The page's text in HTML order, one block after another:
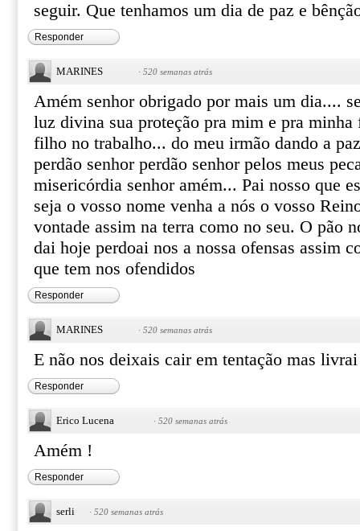
seguir. Que tenhamos um dia de paz e
Responder
MARINES · 520 semanas atrás
Amém senhor obrigado por mais um dia....
luz divina sua proteção pra mim e pra
filho no trabalho... do meu irmão dando a
perdão senhor perdão senhor pelos meus
misericórdia senhor amém... Pai nosso que
seja o vosso nome venha a nós o vosso
vontade assim na terra como no seu. O pão
dai hoje perdoai nos a nossa ofensas assim
que tem nos ofendidos
Responder
MARINES · 520 semanas atrás
E não nos deixais cair em tentação mas
Responder
Erico Lucena · 520 semanas atrás
Amém !
Responder
serli · 520 semanas atrás